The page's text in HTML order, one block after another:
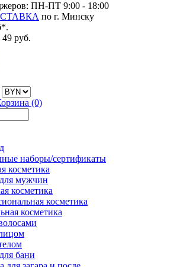
ПН-ПТ 9:00 - 18:00
по г. Минску
руб.
(0)
наборы/сертификаты
косметика
мужчин
косметика
косметика
косметика
бани